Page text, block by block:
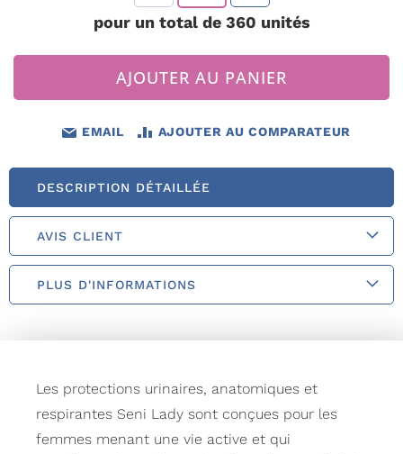
pour un total de 360 unités
AJOUTER AU PANIER
EMAIL AJOUTER AU COMPARATEUR
DESCRIPTION DÉTAILLÉE
AVIS CLIENT
PLUS D'INFORMATIONS
Les protections urinaires, anatomiques et
respirantes Seni Lady sont conçues pour les
femmes menant une vie active et qui